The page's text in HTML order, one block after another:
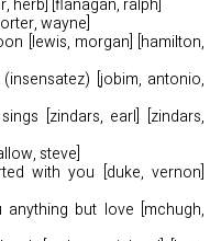
herb] [flanagan, ralph]
wayne]
[lewis, morgan] [hamilton,
(insensatez) [jobim, antonio,
[zindars, earl] [zindars,
steve]
with you [duke, vernon]
anything but love [mchugh,